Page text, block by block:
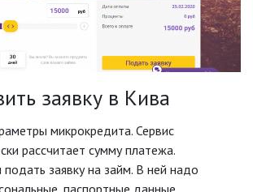
заявку в Кива
микрокредита. Сервис
рассчитает сумму платежа.
подать заявку на займ. В ней надо
паспортные данные,